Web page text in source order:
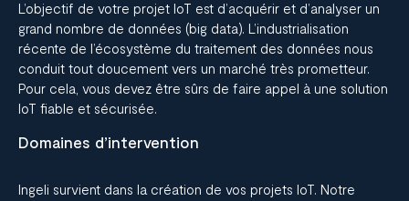
L’objectif de votre projet IoT est d’acquérir et d’analyser un
grand nombre de données (big data). L’industrialisation
récente de l’écosystème du traitement des données nous
conduit tout doucement vers un marché très prometteur.
Pour cela, vous devez être sûrs de faire appel à une solution
IoT fiable et sécurisée.
Domaines d’intervention
Ingeli survient dans la création de vos projets IoT. Notre